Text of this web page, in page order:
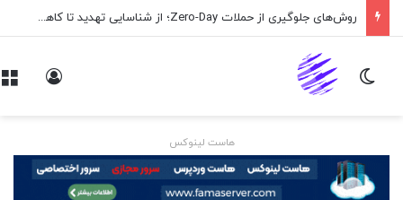
روش‌های جلوگیری از حملات Zero-Day؛ از شناسایی تهدید تا کاهش ریسک
تغییر پوسته
هاست لینوکس